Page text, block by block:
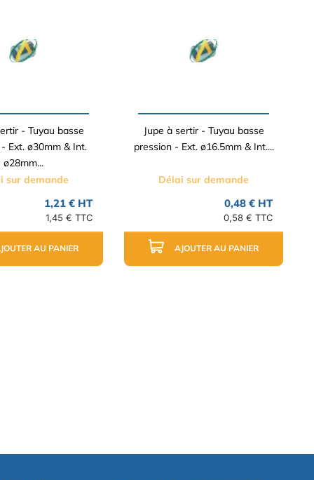
- Tuyau basse
Ext. ø30mm & Int.
ø28mm...
sur demande
1,21 € HT
1,45 € TTC
AU PANIER
Jupe à sertir - Tuyau basse
pression - Ext. ø16.5mm & Int....
Délai sur demande
0,48 € HT
0,58 € TTC
AJOUTER AU PANIER